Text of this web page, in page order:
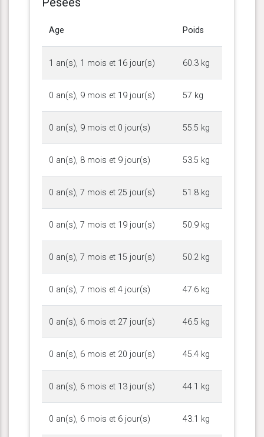
Age Poids
1 an(s), 1 mois et 16 jour(s) 60.3 kg
0 an(s), 9 mois et 19 jour(s) 57 kg
0 an(s), 9 mois et 0 jour(s) 55.5 kg
0 an(s), 8 mois et 9 jour(s) 53.5 kg
0 an(s), 7 mois et 25 jour(s) 51.8 kg
0 an(s), 7 mois et 19 jour(s) 50.9 kg
0 an(s), 7 mois et 15 jour(s) 50.2 kg
0 an(s), 7 mois et 4 jour(s) 47.6 kg
0 an(s), 6 mois et 27 jour(s) 46.5 kg
0 an(s), 6 mois et 20 jour(s) 45.4 kg
0 an(s), 6 mois et 13 jour(s) 44.1 kg
0 an(s), 6 mois et 6 jour(s) 43.1 kg